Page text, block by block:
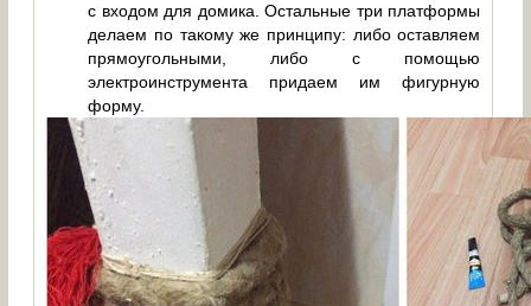
с входом для домика. Остальные три платформы
делаем по такому же принципу: либо оставляем
прямоугольными, либо с помощью
электроинструмента придаем им фигурную
форму.